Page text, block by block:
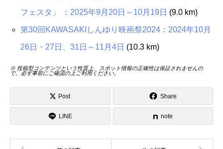
フェスタ」 ：2025年9月20日～10月19日 (9.0 km)
第30回KAWASAKIしんゆり映画祭2024：2024年10月
26日・27日、31日～11月4日 (10.3 km)
※ 投稿型コンテンツという性質上、スポット情報の正確性は保証されませんの
で、必ず事前にご確認の上ご利用ください。
Post Share
LINE note